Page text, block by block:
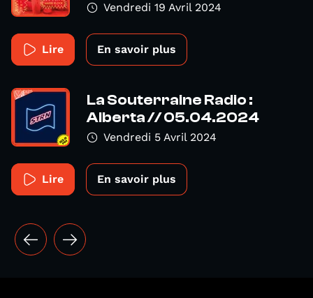
Vendredi 19 Avril 2024
Lire En savoir plus
La Souterraine Radio :
Alberta // 05.04.2024
Vendredi 5 Avril 2024
Lire En savoir plus